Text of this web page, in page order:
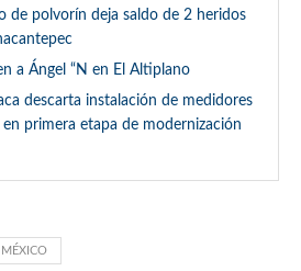
de polvorín deja saldo de 2 heridos
a Ángel “N en El Altiplano
descarta instalación de medidores
primera etapa de modernización
MÉXICO